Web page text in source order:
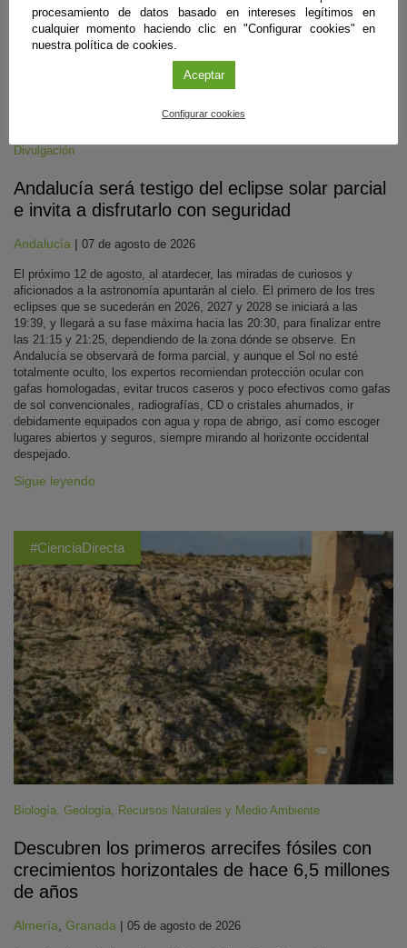
Divulgación
Andalucía será testigo del eclipse solar parcial
e invita a disfrutarlo con seguridad
Andalucía | 07 de agosto de 2026
El próximo 12 de agosto, al atardecer, las miradas de curiosos y
aficionados a la astronomía apuntarán al cielo. El primero de los tres
eclipses que se sucederán en 2026, 2027 y 2028 se iniciará a las
19:39, y llegará a su fase máxima hacia las 20:30, para finalizar entre
las 21:15 y 21:25, dependiendo de la zona dónde se observe. En
Andalucía se observará de forma parcial, y aunque el Sol no esté
totalmente oculto, los expertos recomiendan protección ocular con
gafas homologadas, evitar trucos caseros y poco efectivos como gafas
de sol convencionales, radiografías, CD o cristales ahumados, ir
debidamente equipados con agua y ropa de abrigo, así como escoger
lugares abiertos y seguros, siempre mirando al horizonte occidental
despejado.
Sigue leyendo
#CienciaDirecta
Biología, Geología, Recursos Naturales y Medio Ambiente
Descubren los primeros arrecifes fósiles con
crecimientos horizontales de hace 6,5 millones
de años
Almería, Granada | 05 de agosto de 2026
procesamiento de datos basado en intereses legítimos en
cualquier momento haciendo clic en "Configurar cookies" en
nuestra política de cookies.
Aceptar
Configurar cookies